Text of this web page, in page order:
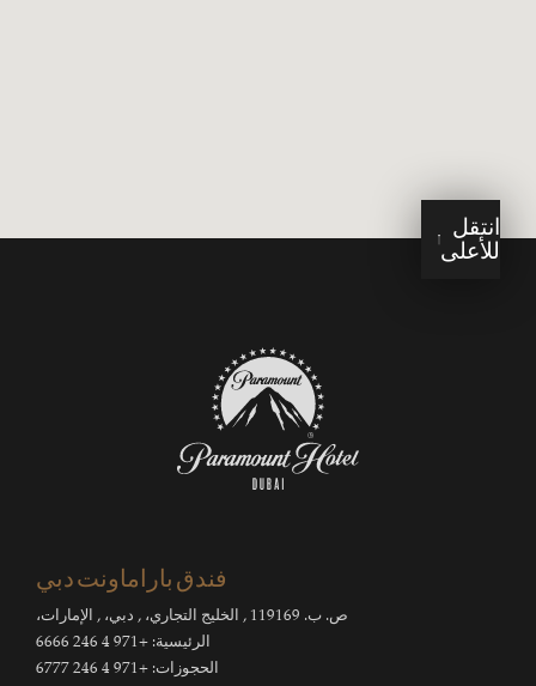
انتقل
للأعلى
فندق باراماونت دبي
ص. ب. 119169 , الخليج التجاري، , دبي، , الإمارات،
الرئيسية: +971 4 246 6666
الحجوزات: +971 4 246 6777